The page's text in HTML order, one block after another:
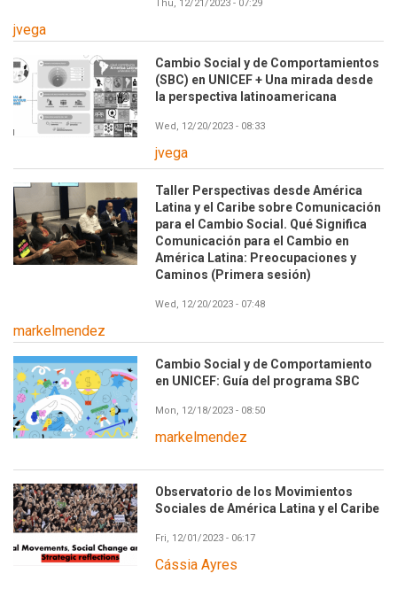
Thu, 12/21/2023 - 07:29
jvega
Cambio Social y de Comportamientos
(SBC) en UNICEF + Una mirada desde
la perspectiva latinoamericana
Wed, 12/20/2023 - 08:33
jvega
Taller Perspectivas desde América
Latina y el Caribe sobre Comunicación
para el Cambio Social. Qué Significa
Comunicación para el Cambio en
América Latina: Preocupaciones y
Caminos (Primera sesión)
Wed, 12/20/2023 - 07:48
markelmendez
Cambio Social y de Comportamiento
en UNICEF: Guía del programa SBC
Mon, 12/18/2023 - 08:50
markelmendez
Observatorio de los Movimientos
Sociales de América Latina y el Caribe
Fri, 12/01/2023 - 06:17
Cássia Ayres